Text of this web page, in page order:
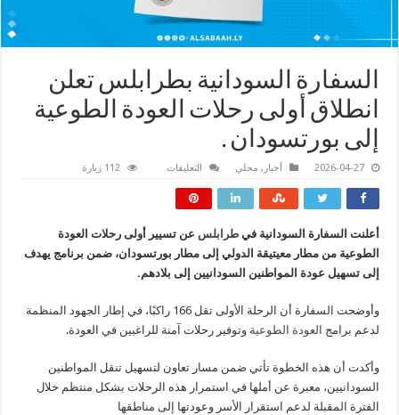
السفارة السودانية بطرابلس تعلن
انطلاق أولى رحلات العودة الطوعية
إلى بورتسودان .
2026-04-27 أخبار , محلي التعليقات
انطلاق
أولى
العودة
الطوعية
.
مغلقة
112 زيارة
أعلنت السفارة السودانية فيطرابلس عن تسيير أولى رحلات العودة
الطوعية من مطار معيتيقة الدولي إلى مطار بورتسودان، ضمن برنامج يهدف
إلى تسهيل عودة المواطنين السودانيين إلى بلادهم.
وأوضحت السفارة أن الرحلة الأولى تقل 166 راكبًا، في إطار الجهود المنظمة
لدعم برامج العودة الطوعية وتوفير رحلات آمنة للراغبين في العودة.
وأكدت أن هذه الخطوة تأتي ضمن مسار تعاون لتسهيل تنقل المواطنين
السودانيين، معبرة عن أملها في استمرار هذه الرحلات بشكل منتظم خلال
الفترة المقبلة لدعم استقرار الأسر وعودتها إلى مناطقها